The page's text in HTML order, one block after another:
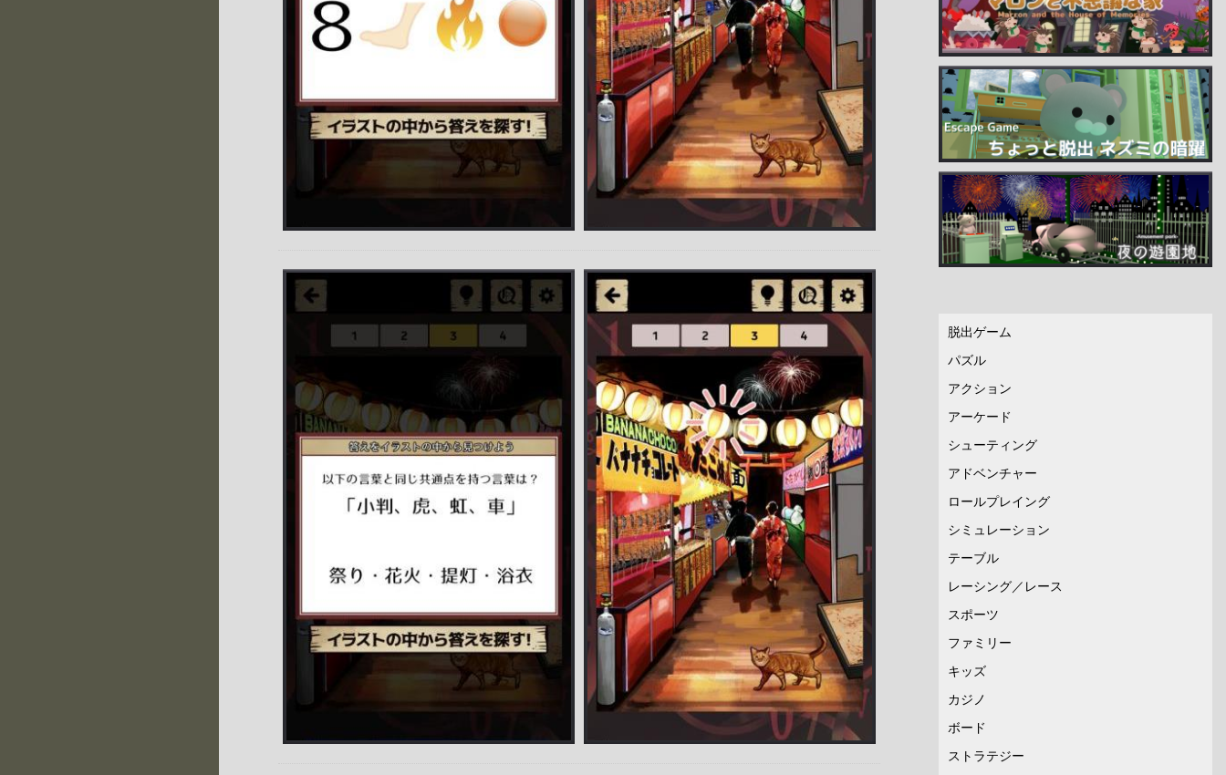
脱出ゲーム
パズル
アクション
アーケード
シューティング
アドベンチャー
ロールプレイング
シミュレーション
テーブル
レーシング／レース
スポーツ
ファミリー
キッズ
カジノ
ボード
ストラテジー